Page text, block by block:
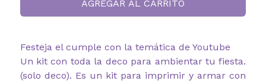
AGREGAR AL CARRITO
Festeja el cumple con la temática de Youtube
Un kit con toda la deco para ambientar tu fiesta.
(solo deco). Es un kit para imprimir y armar con